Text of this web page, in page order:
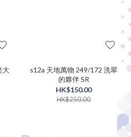
大
s12a 天地萬物 249/172 洗翠
的夥伴 SR
HK$150.00
HK$250.00